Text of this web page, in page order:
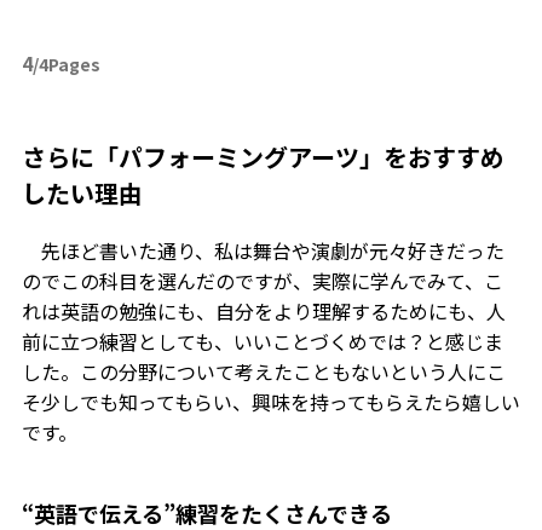
4/4Pages
さらに「パフォーミングアーツ」をおすすめ
したい理由
先ほど書いた通り、私は舞台や演劇が元々好きだった
のでこの科目を選んだのですが、実際に学んでみて、こ
れは英語の勉強にも、自分をより理解するためにも、人
前に立つ練習としても、いいことづくめでは？と感じま
した。この分野について考えたこともないという人にこ
そ少しでも知ってもらい、興味を持ってもらえたら嬉しい
です。
“英語で伝える”練習をたくさんできる